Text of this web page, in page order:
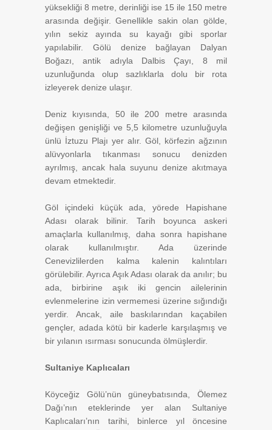
yüksekliği 8 metre, derinliği ise 15 ile 150 metre
arasında değişir. Genellikle sakin olan gölde,
yılın sekiz ayında su kayağı gibi sporlar
yapılabilir. Gölü denize bağlayan Dalyan
Boğazı, antik adıyla Dalbis Çayı, 8 mil
uzunluğunda olup sazlıklarla dolu bir rota
izleyerek denize ulaşır.
Deniz kıyısında, 50 ile 200 metre arasında
değişen genişliği ve 5,5 kilometre uzunluğuyla
ünlü İztuzu Plajı yer alır. Göl, körfezin ağzının
alüvyonlarla tıkanması sonucu denizden
ayrılmış, ancak hala suyunu denize akıtmaya
devam etmektedir.
Göl içindeki küçük ada, yörede Hapishane
Adası olarak bilinir. Tarih boyunca askeri
amaçlarla kullanılmış, daha sonra hapishane
olarak kullanılmıştır. Ada üzerinde
Cenevizlilerden kalma kalenin kalıntıları
görülebilir. Ayrıca Aşık Adası olarak da anılır; bu
ada, birbirine aşık iki gencin ailelerinin
evlenmelerine izin vermemesi üzerine sığındığı
yerdir. Ancak, aile baskılarından kaçabilen
gençler, adada kötü bir kaderle karşılaşmış ve
bir yılanın ısırması sonucunda ölmüşlerdir.
Sultaniye Kaplıcaları
Köyceğiz Gölü’nün güneybatısında, Ölemez
Dağı’nın eteklerinde yer alan Sultaniye
Kaplıcaları’nın tarihi, binlerce yıl öncesine